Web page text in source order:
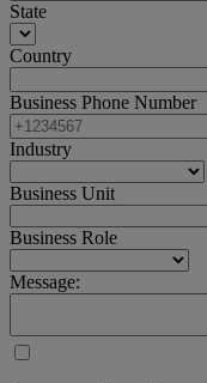
State
Country
Business Phone Number
Industry
Business Unit
Business Role
Message: